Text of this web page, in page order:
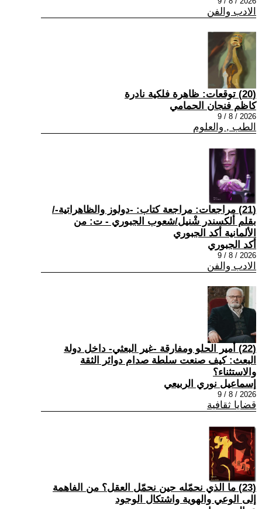
الادب والفن
(20) توقعات: ظاهرة فلكية نادرة
كاظم فنجان الحمامي
2026 / 8 / 9
الطب , والعلوم
(21) مراجعات: مراجعة كتاب: -دولوز والظاهراتية-/
بقلم ألكسندر شْنيل/شعوب الجبوري - ت: من
الألمانية أكد الجبوري
أكد الجبوري
2026 / 8 / 9
الادب والفن
(22) أمير الحلو ومفارقة -غير البعثي- داخل دولة
البعث: كيف صنعت سلطة صدام دوائر الثقة
والاستثناء؟
إسماعيل نوري الربيعي
2026 / 8 / 9
قضايا ثقافية
(23) ما الذي نحمّله حين نحمّل العقل؟ من الفاهمة
إلى الوعي والهوية واشتكال الوجود